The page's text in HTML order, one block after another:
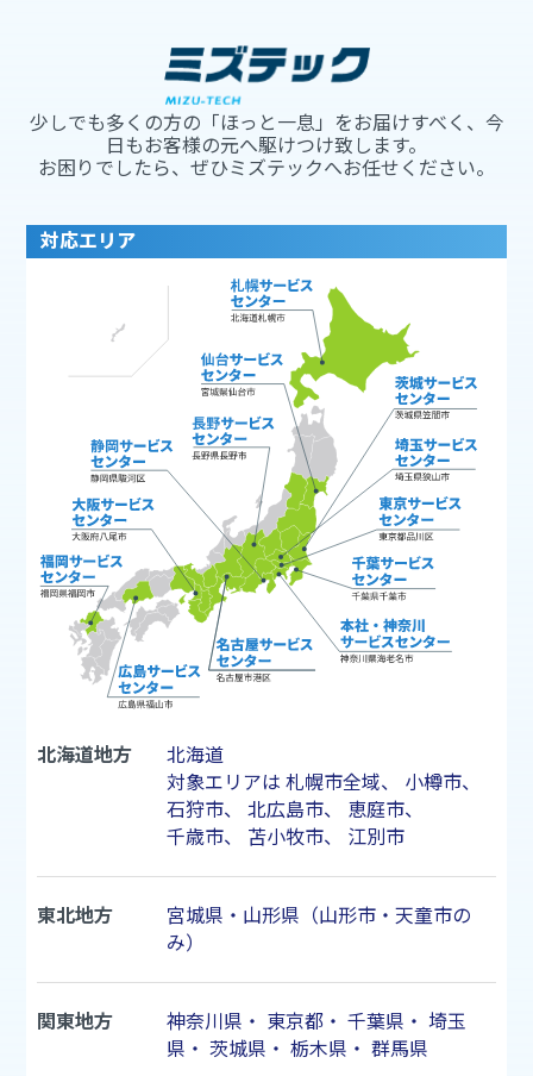
少しでも多くの方の「ほっと一息」をお届けすべく、今
日もお客様の元へ駆けつけ致します。
お困りでしたら、ぜひミズテックへお任せください。
対応エリア
北海道地方
北海道
対象エリアは 札幌市全域、 小樽市、
石狩市、 北広島市、 恵庭市、
千歳市、 苫小牧市、 江別市
東北地方
宮城県・山形県（山形市・天童市の
み）
関東地方 神奈川県 ・ 東京都・ 千葉県 ・ 埼玉
県 ・ 茨城県 ・ 栃木県 ・ 群馬県